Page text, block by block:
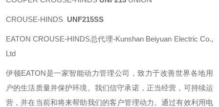
CROUSE-HINDS UNF215SS
EATON CROUSE-HINDS总代理-Kunshan Beiyuan Electric Co.,
Ltd
伊顿EATON是一家智能动力管理公司，致力于改善世界各地用
户的生活质量并保护环境。我们信守承诺，正当经营，可持续运
营，并在当前和将来帮助我们的客户管理动力。通过有效利用电